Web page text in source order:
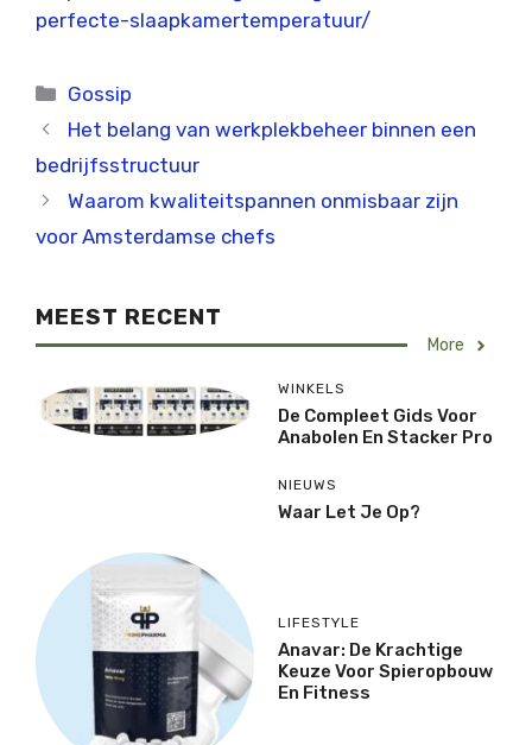
perfecte-slaapkamertemperatuur/
Categorieën
Gossip
Het belang van werkplekbeheer binnen een
bedrijfsstructuur
Waarom kwaliteitspannen onmisbaar zijn
voor Amsterdamse chefs
MEEST RECENT
More
WINKELS
De Compleet Gids Voor
Anabolen En Stacker Pro
NIEUWS
Waar Let Je Op?
LIFESTYLE
Anavar: De Krachtige
Keuze Voor Spieropbouw
En Fitness